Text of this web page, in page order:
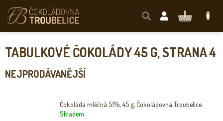
obsah
NÁKUPNÍ
TABULKOVÉ ČOKOLÁDY 45 G, STRANA 4
NEJPRODÁVANĚJŠÍ
Čokoláda mléčná 51%, 45 g, Čokoládovna Troubelice
Skladem